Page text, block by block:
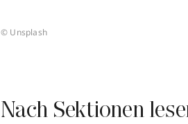
© Unsplash
Nach Sektionen